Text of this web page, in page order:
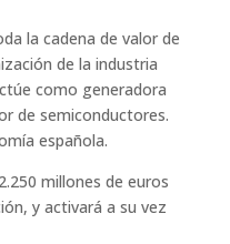
la cadena de valor de
de la industria
como generadora
de semiconductores.
española.
millones de euros
y activará a su vez